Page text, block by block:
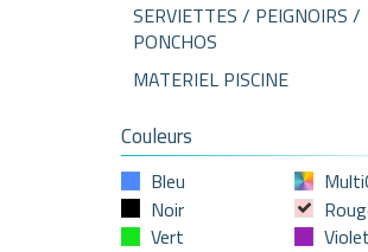
SERVIETTES / PEIGNOIRS /
PONCHOS
MATERIEL PISCINE
Couleurs
Bleu
Noir
Vert
Violet